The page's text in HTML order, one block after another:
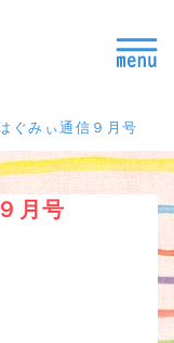
ぐみぃ通信９月号
月号